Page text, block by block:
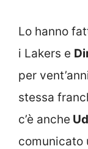
Lo hanno
i Lakers e
per
stessa
c’è anche
comunicato